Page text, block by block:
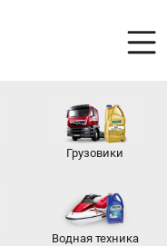
Грузовики
Водная техника